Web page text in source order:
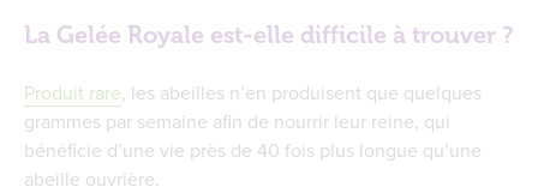
La Gelée Royale est-elle difficile à trouver ?
Produit rare, les abeilles n’en produisent que quelques
grammes par semaine afin de nourrir leur reine, qui
bénéficie d’une vie près de 40 fois plus longue qu’une
abeille ouvrière.